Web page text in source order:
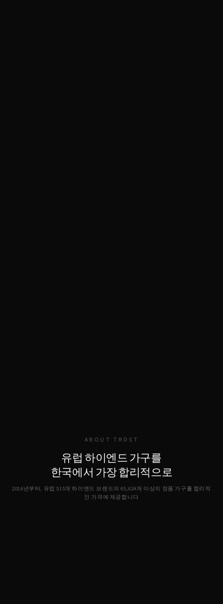
ABOUT TRDST
유럽 하이엔드 가구를
한국에서 가장 합리적으로
2016년부터, 유럽 515개 하이엔드 브랜드의65,624개 이상의 정품 가구를 합리적
인 가격에 제공합니다